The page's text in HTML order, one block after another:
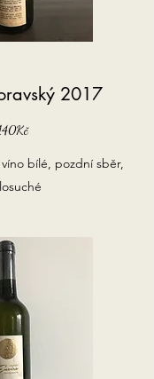
2017
bílé, pozdní sběr,